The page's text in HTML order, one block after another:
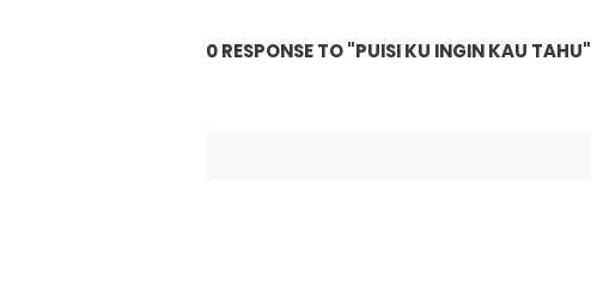
0 RESPONSE TO "PUISI KU INGIN KAU TAHU"